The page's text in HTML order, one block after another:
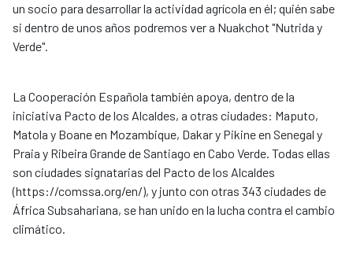
un socio para desarrollar la actividad agrícola en él; quién sabe
si dentro de unos años podremos ver a Nuakchot "Nutrida y
Verde".
La Cooperación Española también apoya, dentro de la
iniciativa Pacto de los Alcaldes, a otras ciudades: Maputo,
Matola y Boane en Mozambique, Dakar y Pikine en Senegal y
Praia y Ribeira Grande de Santiago en Cabo Verde. Todas ellas
son ciudades signatarias del Pacto de los Alcaldes
(https://comssa.org/en/), y junto con otras 343 ciudades de
África Subsahariana, se han unido en la lucha contra el cambio
climático.